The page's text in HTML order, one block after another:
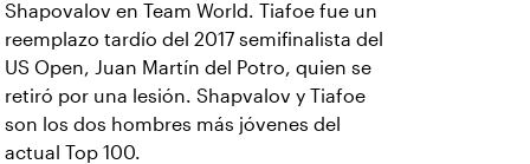
Shapovalov en Team World. Tiafoe fue un
reemplazo tardío del 2017 semifinalista del
US Open, Juan Martín del Potro, quien se
retiró por una lesión. Shapvalov y Tiafoe
son los dos hombres más jóvenes del
actual Top 100.